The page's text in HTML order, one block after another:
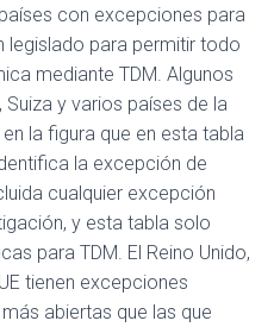
con excepciones para
legislado para permitir todo
mediante TDM. Algunos
y varios países de la
la figura que en esta tabla
la excepción de
cualquier excepción
y esta tabla solo
para TDM. El Reino Unido,
tienen excepciones
abiertas que las que